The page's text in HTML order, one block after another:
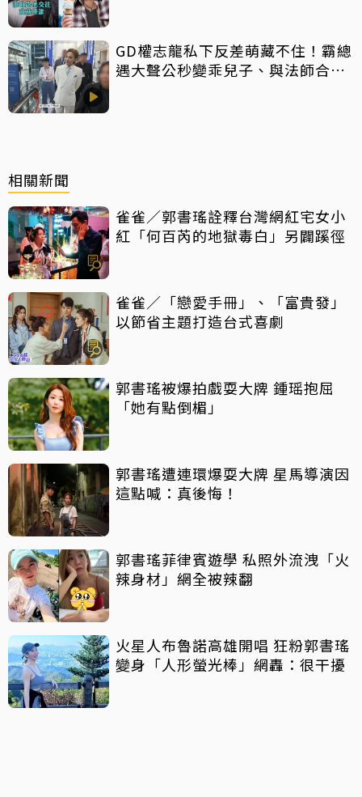
GD權志龍私下反差萌藏不住！霸總
遇大聲公秒變乖兒子、與法師合照
相關新聞
雀雀／郭書瑤詮釋台灣網紅宅女小
紅「何百芮的地獄毒白」另闢蹊徑
雀雀／「戀愛手冊」、「富貴發」
以節省主題打造台式喜劇
郭書瑤被爆拍戲耍大牌 鍾瑶抱屈
「她有點倒楣」
郭書瑤遭連環爆耍大牌 星馬導演因
這點喊：真後悔！
郭書瑤菲律賓遊學 私照外流洩「火
辣身材」網全被辣翻
火星人布魯諾高雄開唱 狂粉郭書瑤
變身「人形螢光棒」網轟：很干擾